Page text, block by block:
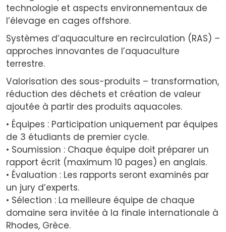
technologie et aspects environnementaux de
l’élevage en cages offshore.
Systèmes d’aquaculture en recirculation (RAS) –
approches innovantes de l’aquaculture
terrestre.
Valorisation des sous-produits – transformation,
réduction des déchets et création de valeur
ajoutée à partir des produits aquacoles.
• Équipes : Participation uniquement par équipes
de 3 étudiants de premier cycle.
• Soumission : Chaque équipe doit préparer un
rapport écrit (maximum 10 pages) en anglais.
• Évaluation : Les rapports seront examinés par
un jury d’experts.
• Sélection : La meilleure équipe de chaque
domaine sera invitée à la finale internationale à
Rhodes, Grèce.